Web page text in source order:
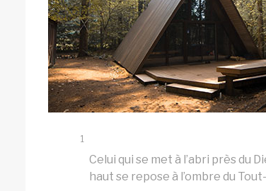
1
Celui qui se met à l’abri près du
haut se repose à l’ombre du